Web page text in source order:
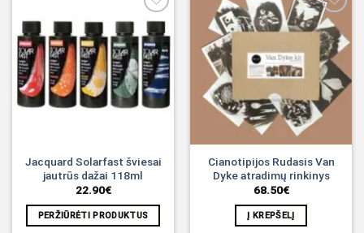
Noriu!
Jacquard Solarfast šviesai
jautrūs dažai 118ml
22.90€
PERŽIŪRĖTI PRODUKTUS
Noriu!
Cianotipijos Rudasis Van
Dyke atradimų rinkinys
68.50€
Į KREPŠELĮ